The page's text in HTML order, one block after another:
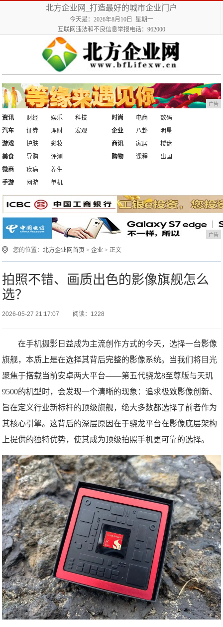
北方企业网_打造最好的城市企业门户
今天是：2026年8月10日 星期一
互联网违法和不良信息举报电话：962000
广告
资讯 财经 娱乐
科技
汽车
证券 理财 宏观
时尚 电商
数码
企业
八卦
明星
游戏
护肤
彩妆
美食
导购 评测
商讯 家居
楼盘
购物
课程
出国
微商
疾病
养生
手游
网游 单机
广告
您的位置：北方企业网首页 >企业 > 正文
拍照不错、画质出色的影像旗舰怎么
选？
2026-05-27 21:17:07 阅读：1228
在手机摄影日益成为主流创作方式的今天，选择一台影像
旗舰，本质上是在选择其背后完整的影像系统。当我们将目光
聚焦于搭载当前安卓两大平台——第五代骁龙8至尊版与天玑
9500的机型时，会发现一个清晰的现象：追求极致影像创新、
旨在定义行业新标杆的顶级旗舰，绝大多数都选择了前者作为
其核心引擎。这背后的深层原因在于骁龙平台在影像底层架构
上提供的独特优势，使其成为顶级拍照手机更可靠的选择。